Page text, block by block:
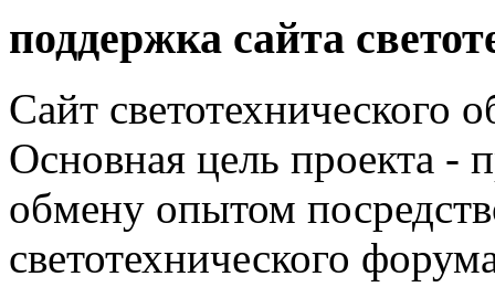
поддержка сайта
Сайт светотехнического
Основная цель проекта -
обмену опытом
светотехнического